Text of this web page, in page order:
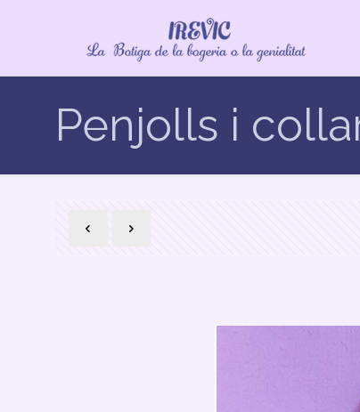
Penjolls i